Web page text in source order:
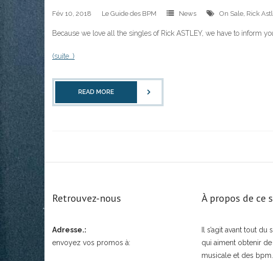
Fév 10, 2018 Le Guide des BPM News On Sale, Rick
Because we love all the singles of Rick ASTLEY, we have to inform
(suite…)
READ MORE
Retrouvez-nous
Adresse.:
envoyez vos promos à:
À propos de ce
Il s’agit avant tout du
qui aiment obtenir de
musicale et des bpm.